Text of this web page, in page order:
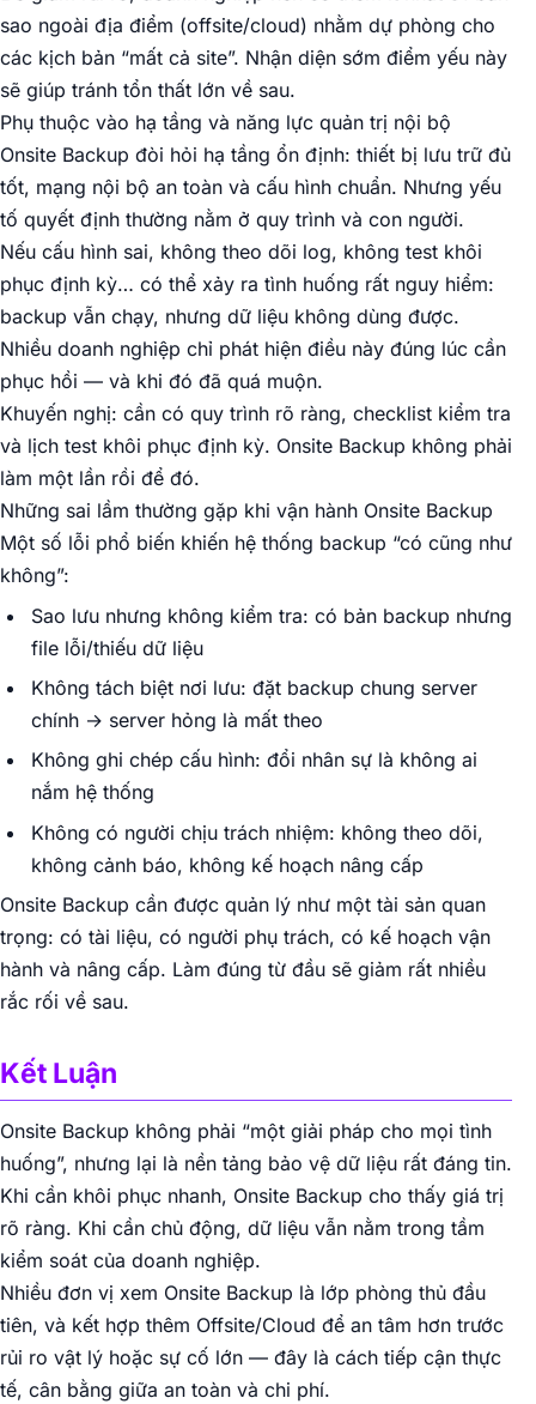
sao ngoài địa điểm (offsite/cloud) nhằm dự phòng cho
các kịch bản “mất cả site”. Nhận diện sớm điểm yếu này
sẽ giúp tránh tổn thất lớn về sau.
Phụ thuộc vào hạ tầng và năng lực quản trị nội bộ
Onsite Backup đòi hỏi hạ tầng ổn định: thiết bị lưu trữ đủ
tốt, mạng nội bộ an toàn và cấu hình chuẩn. Nhưng yếu
tố quyết định thường nằm ở quy trình và con người.
Nếu cấu hình sai, không theo dõi log, không test khôi
phục định kỳ… có thể xảy ra tình huống rất nguy hiểm:
backup vẫn chạy, nhưng dữ liệu không dùng được.
Nhiều doanh nghiệp chỉ phát hiện điều này đúng lúc cần
phục hồi — và khi đó đã quá muộn.
Khuyến nghị: cần có quy trình rõ ràng, checklist kiểm tra
và lịch test khôi phục định kỳ. Onsite Backup không phải
làm một lần rồi để đó.
Những sai lầm thường gặp khi vận hành Onsite Backup
Một số lỗi phổ biến khiến hệ thống backup “có cũng như
không”:
Sao lưu nhưng không kiểm tra: có bản backup nhưng
file lỗi/thiếu dữ liệu
Không tách biệt nơi lưu: đặt backup chung server
chính → server hỏng là mất theo
Không ghi chép cấu hình: đổi nhân sự là không ai
nắm hệ thống
Không có người chịu trách nhiệm: không theo dõi,
không cảnh báo, không kế hoạch nâng cấp
Onsite Backup cần được quản lý như một tài sản quan
trọng: có tài liệu, có người phụ trách, có kế hoạch vận
hành và nâng cấp. Làm đúng từ đầu sẽ giảm rất nhiều
rắc rối về sau.
Kết Luận
Onsite Backup không phải “một giải pháp cho mọi tình
huống”, nhưng lại là nền tảng bảo vệ dữ liệu rất đáng tin.
Khi cần khôi phục nhanh, Onsite Backup cho thấy giá trị
rõ ràng. Khi cần chủ động, dữ liệu vẫn nằm trong tầm
kiểm soát của doanh nghiệp.
Nhiều đơn vị xem Onsite Backup là lớp phòng thủ đầu
tiên, và kết hợp thêm Offsite/Cloud để an tâm hơn trước
rủi ro vật lý hoặc sự cố lớn — đây là cách tiếp cận thực
tế, cân bằng giữa an toàn và chi phí.